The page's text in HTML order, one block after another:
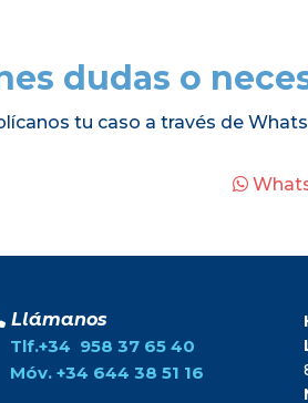
dudas o
tu caso a través de
Llámanos
Tlf.+34 958 37 65 40
Móv. +34 644 38 51 16